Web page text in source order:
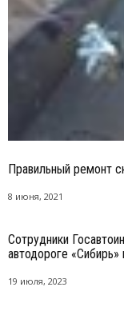
Правильный ремонт
8 июня, 2021
Сотрудники
автодороге «Сибирь»
19 июля, 2023